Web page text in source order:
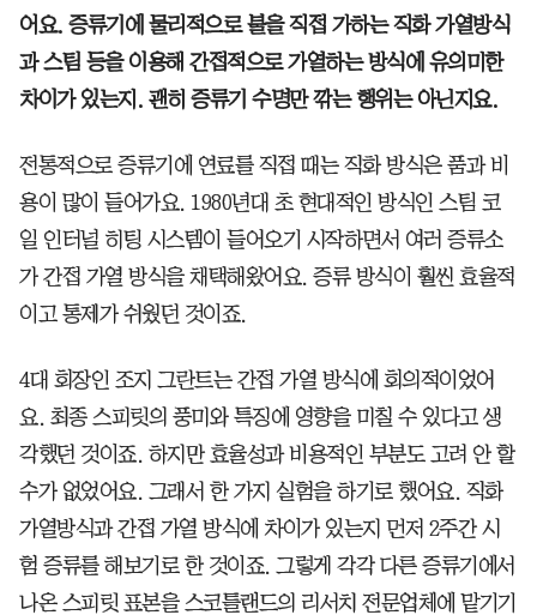
어요. 증류기에 물리적으로 불을 직접 가하는 직화 가열방식
과 스팀 등을 이용해 간접적으로 가열하는 방식에 유의미한
차이가 있는지. 괜히 증류기 수명만 깎는 행위는 아닌지요.
전통적으로 증류기에 연료를 직접 때는 직화 방식은 품과 비
용이 많이 들어가요. 1980년대 초 현대적인 방식인 스팀 코
일 인터널 히팅 시스템이 들어오기 시작하면서 여러 증류소
가 간접 가열 방식을 채택해왔어요. 증류 방식이 훨씬 효율적
이고 통제가 쉬웠던 것이죠.
4대 회장인 조지 그란트는 간접 가열 방식에 회의적이었어
요. 최종 스피릿의 풍미와 특징에 영향을 미칠 수 있다고 생
각했던 것이죠. 하지만 효율성과 비용적인 부분도 고려 안 할
수가 없었어요. 그래서 한 가지 실험을 하기로 했어요. 직화
가열방식과 간접 가열 방식에 차이가 있는지 먼저 2주간 시
험 증류를 해보기로 한 것이죠. 그렇게 각각 다른 증류기에서
나온 스피릿 표본을 스코틀랜드의 리서치 전문업체에 맡기기